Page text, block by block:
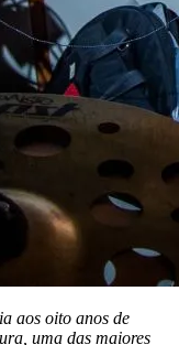
aos oito anos de
uma das maiores